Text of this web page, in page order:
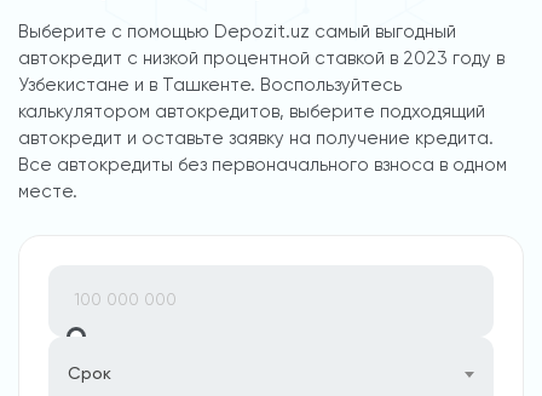
Выберите с помощью Depozit.uz самый выгодный
автокредит с низкой процентной ставкой в 2023 году в
Узбекистане и в Ташкенте. Воспользуйтесь
калькулятором автокредитов, выберите подходящий
автокредит и оставьте заявку на получение кредита.
Все автокредиты без первоначального взноса в одном
месте.
Срок